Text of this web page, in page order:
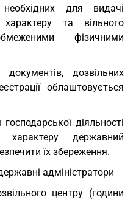
для видачі
характеру та вільного
фізичними
дозвільних
облаштовується
діяльності
характеру державний
їх збереження.
адміністратори
центру (години